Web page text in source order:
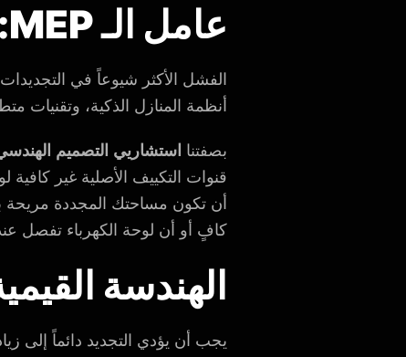
عامل الـ MEP: بث حياة جديدة في الأنظمة القديمة
الفشل الأكثر شيوعاً في
أنظمة المنازل الذكية، وتقنيات
بصفتنا استشاريي التصميم
قنوات التكييف الأصلية غير
أن تكون مساحتك المجددة مريحة
كافٍ أو أن لوحة الكهرباء تفصل
الهندسة
يجب أن يؤدي التجديد دائماً إلى